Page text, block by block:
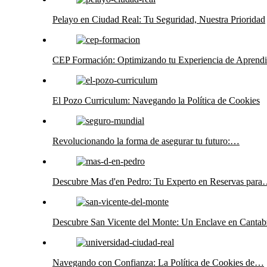
Pelayo en Ciudad Real: Tu Seguridad, Nuestra Prioridad
CEP Formación: Optimizando tu Experiencia de
El Pozo Curriculum: Navegando la Política de Cookies
Revolucionando la forma de asegurar tu futuro:…
Descubre Mas d'en Pedro: Tu Experto en Reservas
Descubre San Vicente del Monte: Un Enclave en
Navegando con Confianza: La Política de Cookies de…